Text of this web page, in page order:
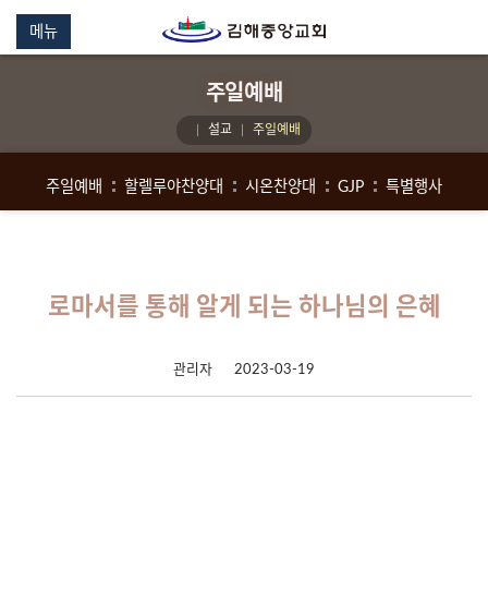
메뉴
주일예배
설교 주일예배
주일예배 할렐루야찬양대 시온찬양대 GJP 특별행사
로마서를 통해 알게 되는 하나님의 은혜
관리자 2023-03-19